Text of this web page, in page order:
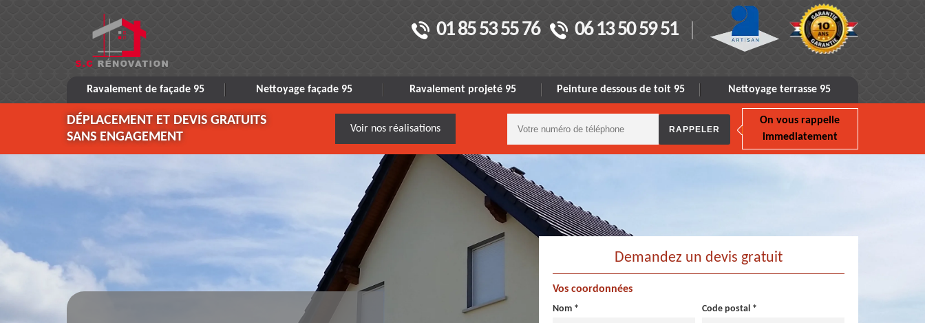
01 85 53 55 76 06 13 50 59 51
Ravalement de façade 95 Nettoyage façade 95 Ravalement projeté 95 Peinture dessous de toit 95 Nettoyage terrasse 95
DÉPLACEMENT ET DEVIS GRATUITS
SANS ENGAGEMENT
Voir nos réalisations
On vous rappelle
immediatement
Demandez un devis gratuit
Vos coordonnées
Nom * Code postal *